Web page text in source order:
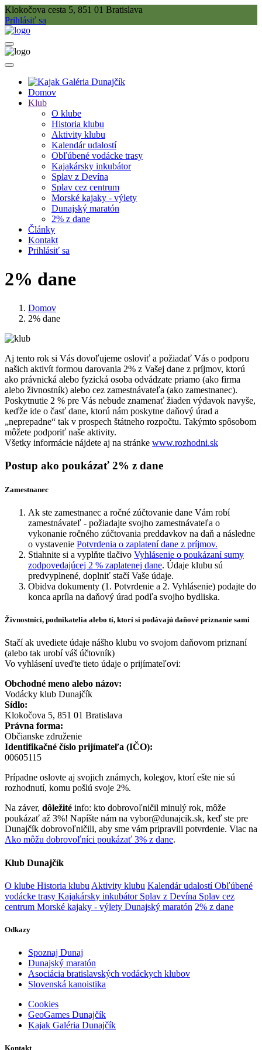
Klokočova cesta 5, 851 01 Bratislava
Prihlásiť sa
Domov
Klub
O klube
Historia klubu
Aktivity klubu
Kalendár udalostí
Obľúbené vodácke trasy
Kajakársky inkubátor
Splav z Devína
Splav cez centrum
Morské kajaky - výlety
Dunajský maratón
2% z dane
Články
Kontakt
Prihlásiť sa
2% dane
Domov
2% dane
Aj tento rok si Vás dovoľujeme osloviť a požiadať Vás o podporu
našich aktivít formou darovania 2% z Vašej dane z príjmov, ktorú
ako právnická alebo fyzická osoba odvádzate priamo (ako firma
alebo živnostník) alebo cez zamestnávateľa (ako zamestnanec).
Poskytnutie 2 % pre Vás nebude znamenať žiaden výdavok navyše,
keďže ide o časť dane, ktorú nám poskytne daňový úrad a
„neprepadne“ tak v prospech štátneho rozpočtu. Takýmto spôsobom
môžete podporiť naše aktivity.
Všetky informácie nájdete aj na stránke www.rozhodni.sk
Postup ako poukázať 2% z dane
Zamestnanec
Ak ste zamestnanec a ročné zúčtovanie dane Vám robí
zamestnávateľ - požiadajte svojho zamestnávateľa o
vykonanie ročného zúčtovania preddavkov na daň a následne
o vystavenie Potvrdenia o zaplatení dane z príjmov.
Stiahnite si a vyplňte tlačivo Vyhlásenie o poukázaní sumy
zodpovedajúcej 2 % zaplatenej dane. Údaje klubu sú
predvyplnené, doplniť stačí Vaše údaje.
Obidva dokumenty (1. Potvrdenie a 2. Vyhlásenie) podajte do
konca apríla na daňový úrad podľa svojho bydliska.
Živnostníci, podnikatelia alebo tí, ktorí si podávajú daňové priznanie sami
Stačí ak uvediete údaje nášho klubu vo svojom daňovom priznaní
(alebo tak urobí váš účtovník)
Vo vyhlásení uveďte tieto údaje o prijímateľovi:
Obchodné meno alebo názov:
Vodácky klub Dunajčík
Sídlo:
Klokočova 5, 851 01 Bratislava
Právna forma:
Občianske združenie
Identifikačné číslo prijímateľa (IČO):
00605115
Prípadne oslovte aj svojich známych, kolegov, ktorí ešte nie sú
rozhodnutí, komu pošlú svoje 2%.
Na záver, dôležité info: kto dobrovoľničil minulý rok, môže
poukázať až 3%! Napíšte nám na vybor@dunajcik.sk, keď ste pre
Dunajčík dobrovoľničili, aby sme vám pripravili potvrdenie. Viac na
Ako môžu dobrovoľníci poukázať 3% z dane.
Klub Dunajčík
O klube Historia klubu Aktivity klubu Kalendár udalostíObľúbené
vodácke trasy Kajakársky inkubátor Splav z Devína Splav cez
centrum Morské kajaky - výlety Dunajský maratón 2% z dane
Odkazy
Spoznaj Dunaj
Dunajský maratón
Asociácia bratislavských vodáckych klubov
Slovenská kanoistika
Cookies
GeoGames Dunajčík
Kajak Galéria Dunajčík
Kontakt